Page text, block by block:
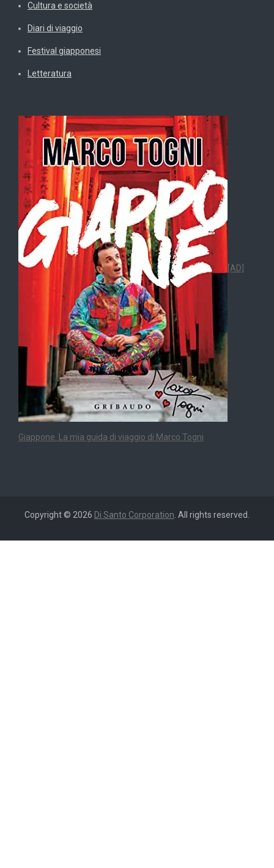
Cultura e società
Diari di viaggio
Festival giapponesi
Letteratura
[AD]
Giappone. La mia guida di viaggio di Marco Togni
Copyright © 2026 Di Santo Corporation. All rights reserved.